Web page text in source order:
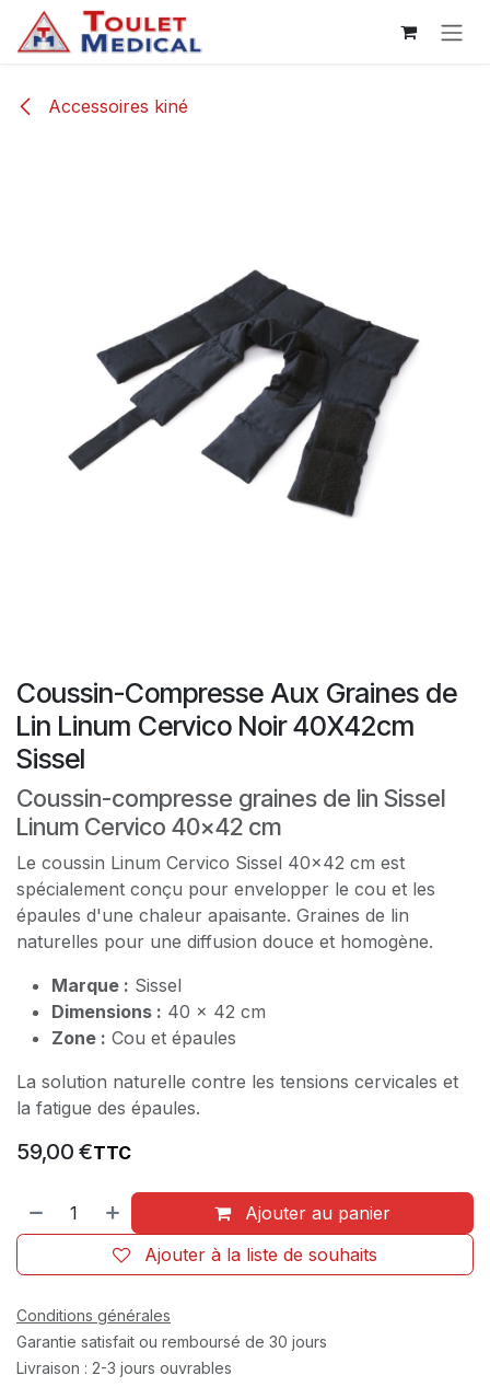
Se rendre au contenu
Accessoires kiné
Coussin-Compresse Aux Graines de
Lin Linum Cervico Noir 40X42cm
Sissel
Coussin-compresse graines de lin Sissel
Linum Cervico 40x42 cm
Le coussin Linum Cervico Sissel 40x42 cm est
spécialement conçu pour envelopper le cou et les
épaules d'une chaleur apaisante. Graines de lin
naturelles pour une diffusion douce et homogène.
Marque : Sissel
Dimensions : 40 x 42 cm
Zone : Cou et épaules
La solution naturelle contre les tensions cervicales et
la fatigue des épaules.
59,00 €TTC
Ajouter au panier
Ajouter à la liste de souhaits
Conditions générales
Garantie satisfait ou remboursé de 30 jours
Livraison : 2-3 jours ouvrables